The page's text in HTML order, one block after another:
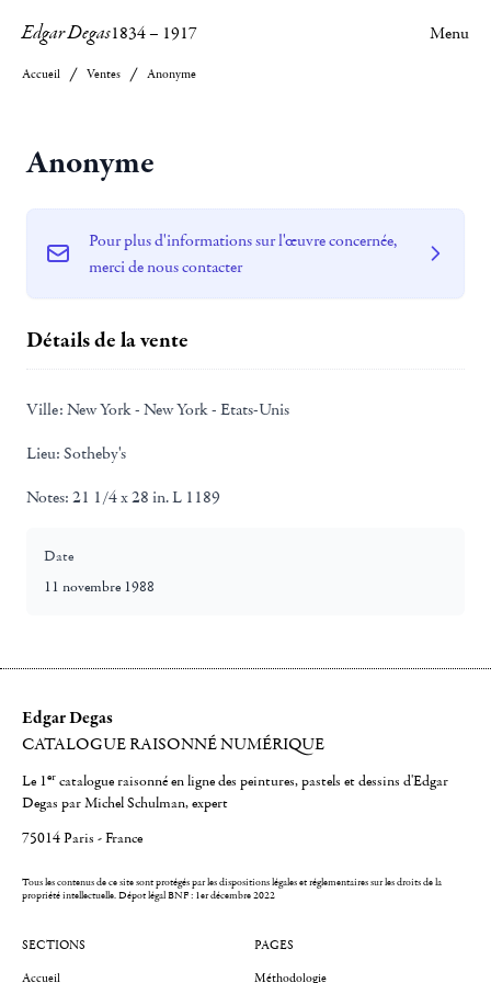
Edgar Degas1834– 1917 Menu
Accueil Ventes Anonyme
Anonyme
Pour plus d'informations sur l'œuvre concernée,
merci de nous contacter
Détails de la vente
Ville: New York - New York - Etats-Unis
Lieu: Sotheby's
Notes: 21 1/4 x 28 in. L 1189
Date
11 novembre 1988
Edgar Degas
CATALOGUE RAISONNÉ NUMÉRIQUE
Le 1er catalogue raisonné en ligne des peintures, pastels et dessins d'Edgar
Degas par Michel Schulman, expert
75014 Paris - France
Tous les contenus de ce site sont protégés par les dispositions légales et réglementaires sur les droits de la
propriété intellectuelle.Dépot légal BNF : 1er décembre 2022
SECTIONS
Accueil
PAGES
Méthodologie